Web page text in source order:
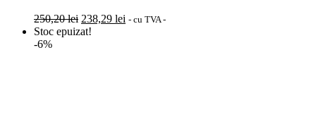
250,20lei Prețul
inițial
238,29 lei Prețul
- cu TVA -
Stoc epuizat!
-6%